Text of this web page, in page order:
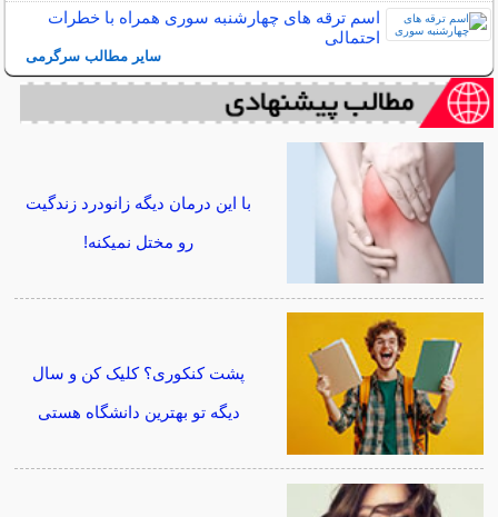
اسم ترقه های چهارشنبه سوری همراه با خطرات
احتمالی
سایر مطالب سرگرمی
با این درمان دیگه زانودرد زندگیت
رو مختل نمیکنه!
پشت کنکوری؟ کلیک کن و سال
دیگه تو بهترین دانشگاه هستی